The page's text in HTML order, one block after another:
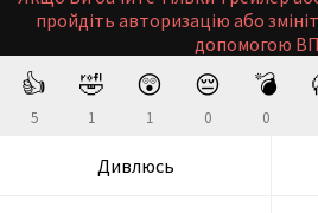
пройдіть авторизацію або
допомогою
👍
5
🤣
1
😲
1
😔
0
💣
0
Дивлюсь